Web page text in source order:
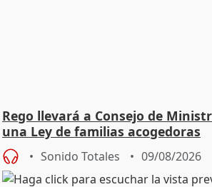
Rego llevará a Consejo de
una Ley de familias acogedoras
Sonido Totales 09/08/2026